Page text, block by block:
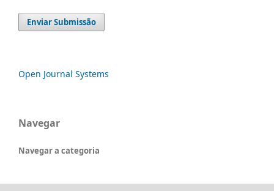
Enviar Submissão
Open Journal Systems
Navegar
Navegar a categoria